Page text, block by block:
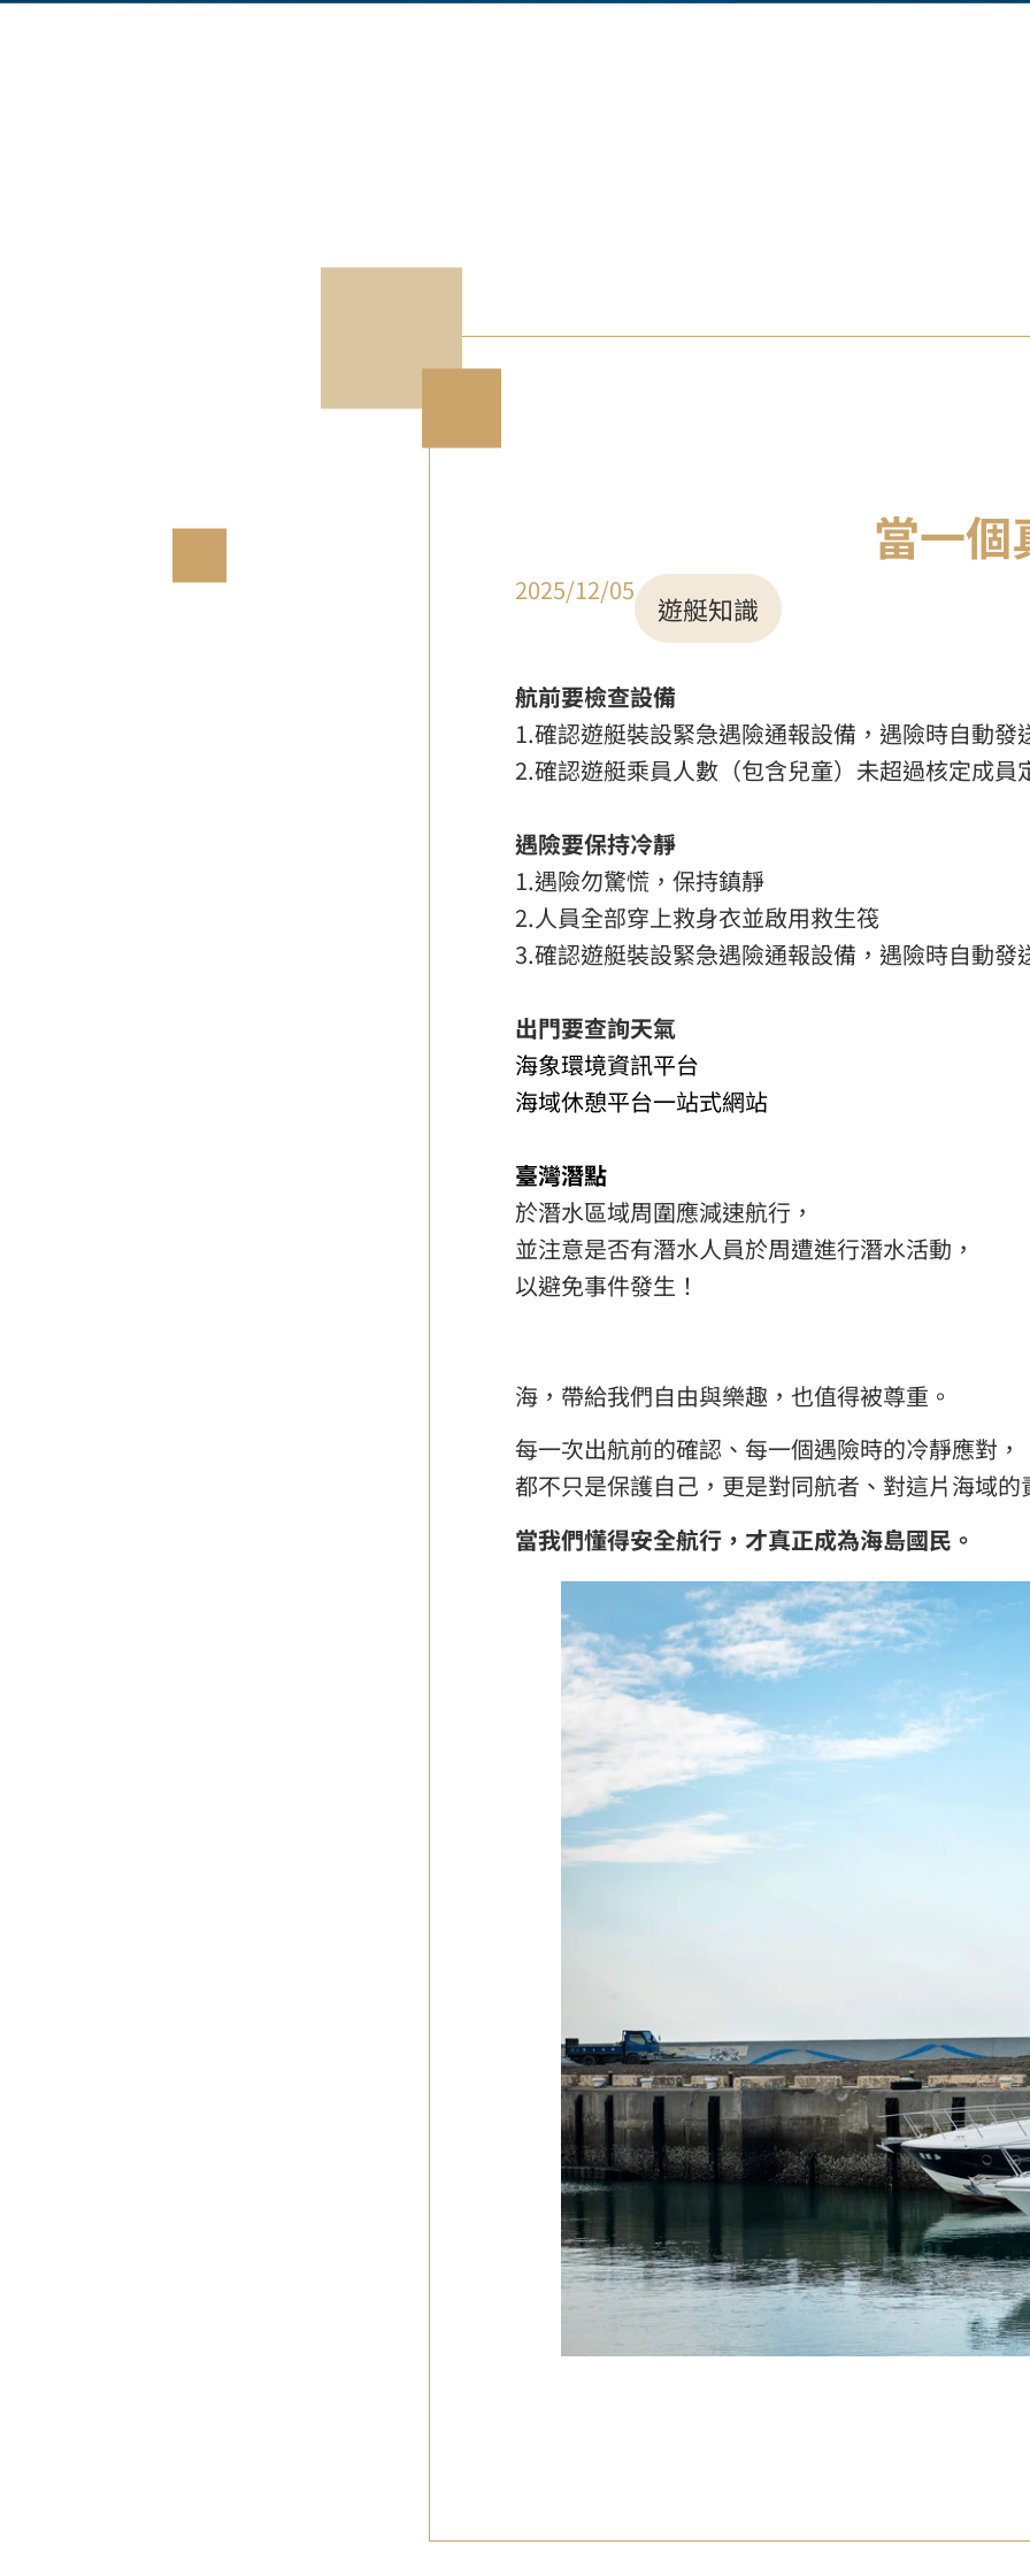
當一個
2025/12/05
遊艇知識
航前要檢查設備
1.確認遊艇裝設緊急遇險通報設備，遇險時自動
2.確認遊艇乘員人數（包含兒童）未超過核定成員
遇險要保持冷靜
1.遇險勿驚慌，保持鎮靜
2.人員全部穿上救身衣並啟用救生筏
3.確認遊艇裝設緊急遇險通報設備，遇險時自動
出門要查詢天氣
海象環境資訊平台
海域休憩平台一站式網站
臺灣潛點
於潛水區域周圍應減速航行，
並注意是否有潛水人員於周遭進行潛水活動，
以避免事件發生！
海，帶給我們自由與樂趣，也值得被尊重。
每一次出航前的確認、每一個遇險時的冷靜應對，
都不只是保護自己，更是對同航者、對這片海域的
當我們懂得安全航行，才真正成為海島國民。